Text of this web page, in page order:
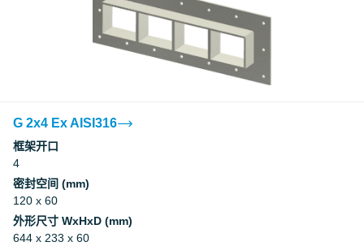
G 2x4 Ex AISI316
框架开口
4
密封空间 (mm)
120 x 60
外形尺寸 WxHxD (mm)
644 x 233 x 60